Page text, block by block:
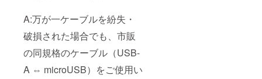
A:万が一ケーブルを紛失・
破損された場合でも、市販
の同規格のケーブル（USB-
A ⇔ microUSB）をご使用い